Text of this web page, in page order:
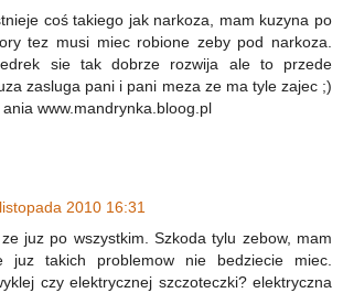
coś takiego jak narkoza, mam kuzyna po
tez musi miec robione zeby pod narkoza.
sie tak dobrze rozwija ale to przede
zasluga pani i pani meza ze ma tyle zajec ;)
www.mandrynka.bloog.pl
2010 16:31
juz po wszystkim. Szkoda tylu zebow, mam
juz takich problemow nie bedziecie miec.
czy elektrycznej szczoteczki? elektryczna